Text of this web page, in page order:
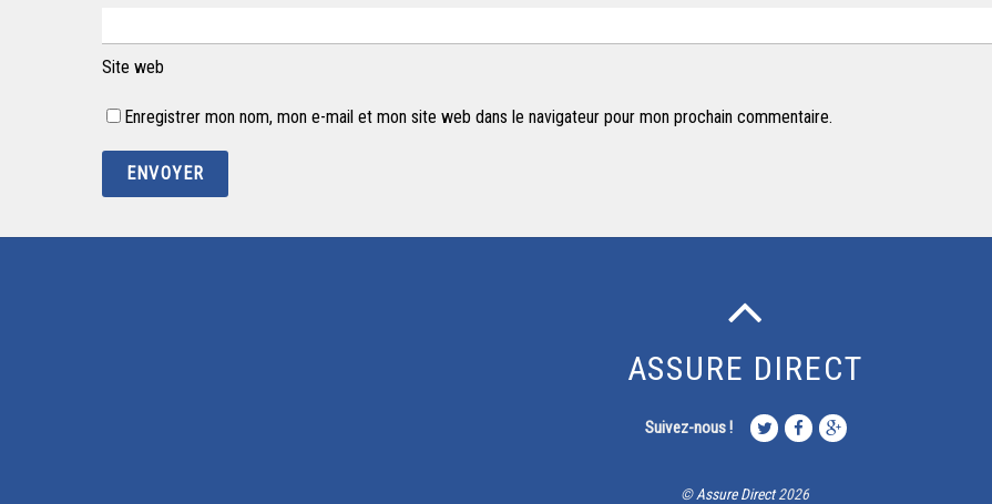
Site web
Enregistrer mon nom, mon e-mail et mon site web dans le navigateur pour mon prochain commentaire.
ASSURE DIRECT
Suivez-nous !
©Assure Direct2026